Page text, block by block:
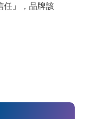
任」，品牌該